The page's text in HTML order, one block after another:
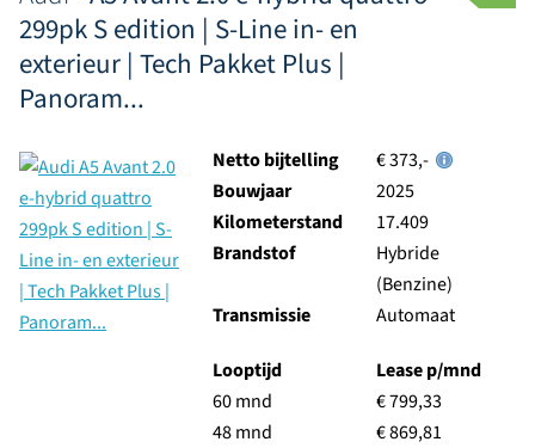
299pk S edition | S-Line in- en
exterieur | Tech Pakket Plus |
Panoram...
Netto bijtelling
€ 373,-
Bouwjaar
2025
Kilometerstand
17.409
Brandstof
Hybride
(Benzine)
Transmissie
Automaat
Looptijd
60 mnd
48 mnd
Lease p/mnd
€ 799,33
€ 869,81